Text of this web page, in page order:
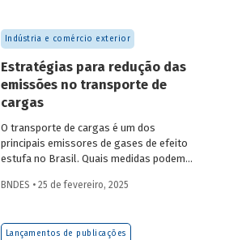
Indústria e comércio exterior
Estratégias para redução das
emissões no transporte de
cargas
O transporte de cargas é um dos
principais emissores de gases de efeito
estufa no Brasil. Quais medidas podem
ambiental? Confira as estratégias que
BNDES • 25 de fevereiro, 2025
Lançamentos de publicações